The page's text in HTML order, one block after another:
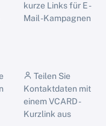
kurze Links für E -
Mail -Kampagnen
Teilen Sie
Kontaktdaten mit
einem VCARD -
Kurzlink aus